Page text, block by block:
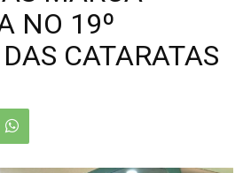
NO 19º
CATARATAS